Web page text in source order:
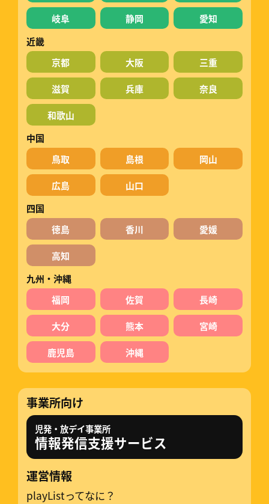
岐阜 静岡
愛知
近畿
京都
大阪 三重
滋賀 兵庫 奈良
和歌山
中国
鳥取
島根 岡山
広島
山口
四国
徳島
香川 愛媛
高知
九州・沖縄
福岡
佐賀 長崎
大分 熊本 宮崎
鹿児島 沖縄
事業所向け
児発・放デイ事業所
情報発信支援サービス
運営情報
playListってなに？